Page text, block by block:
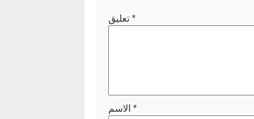
تعليق *
*